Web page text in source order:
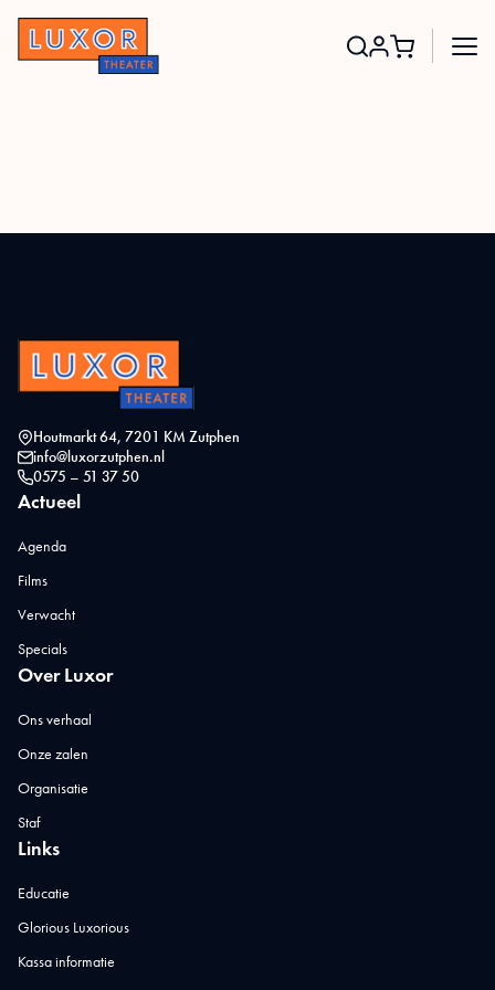
Houtmarkt 64, 7201 KM Zutphen
info@luxorzutphen.nl
0575 – 51 37 50
Actueel
Agenda
Films
Verwacht
Specials
Over Luxor
Ons verhaal
Onze zalen
Organisatie
Staf
Links
Educatie
Glorious Luxorious
Kassa informatie